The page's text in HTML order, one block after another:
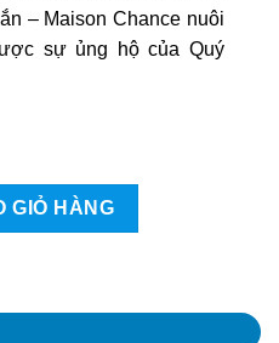
– Maison Chance nuôi
sự ủng hộ của Quý
GIỎ HÀNG